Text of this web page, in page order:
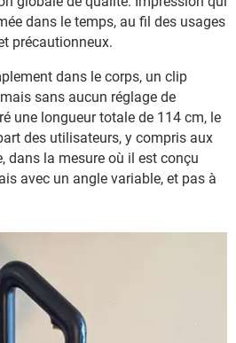
dans le temps, au fil des usages
précautionneux.
dans le corps, un clip
sans aucun réglage de
une longueur totale de 114 cm, le
des utilisateurs, y compris aux
dans la mesure où il est conçu
avec un angle variable, et pas à